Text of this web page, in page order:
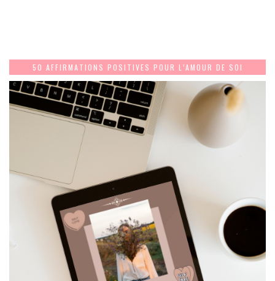
50 AFFIRMATIONS POSITIVES POUR L’AMOUR DE SOI